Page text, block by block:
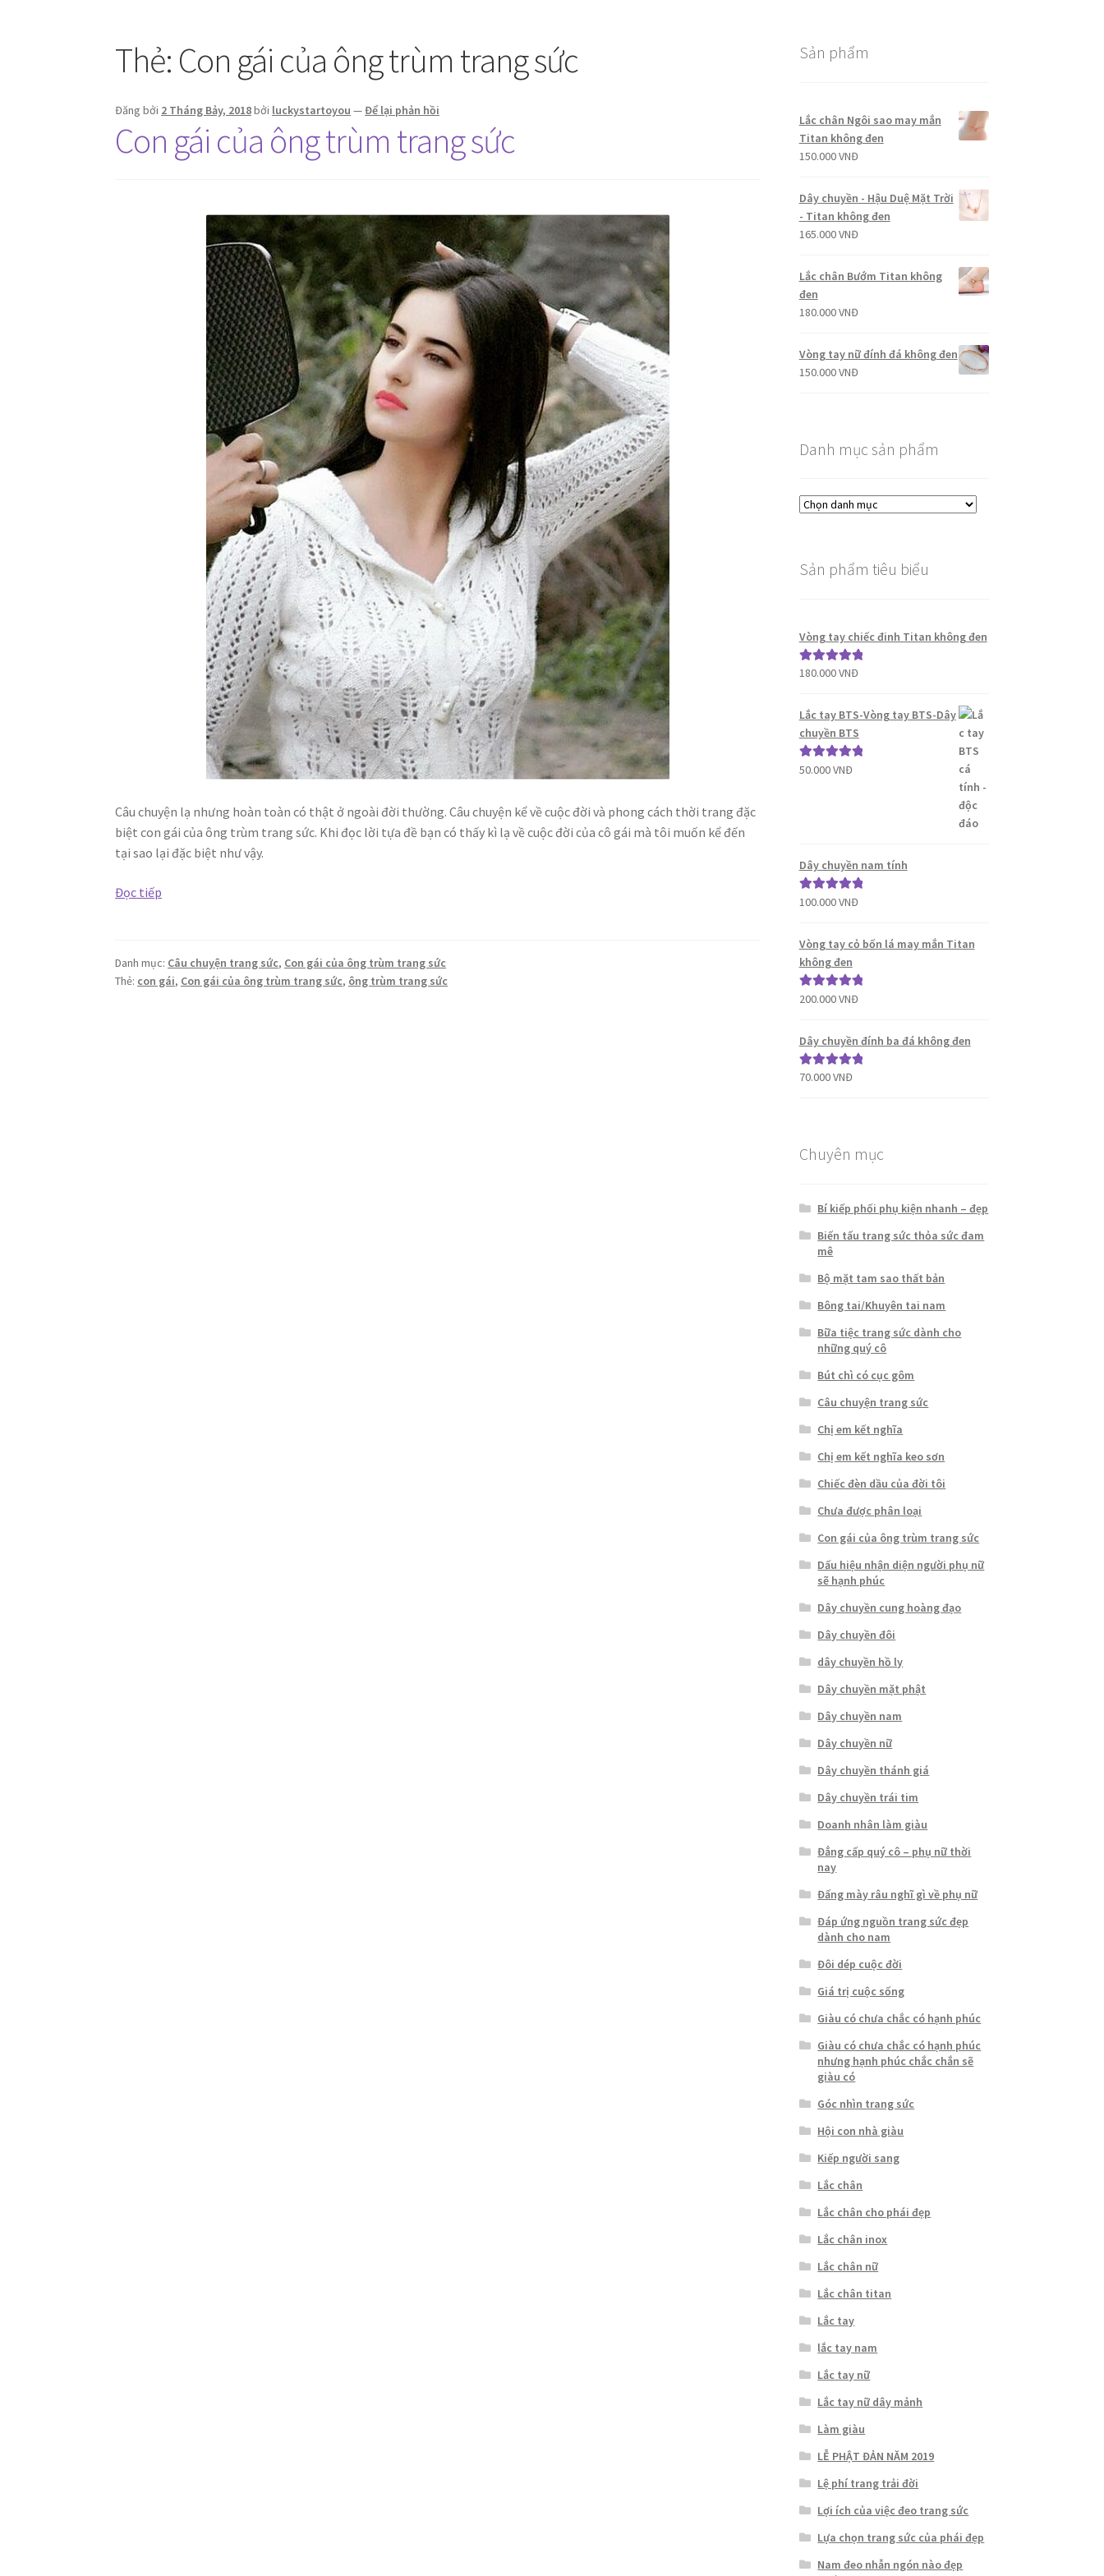
Thẻ: Con gái của ông trùm trang sức
Đăng bởi 2 Tháng Bảy, 2018bởi luckystartoyou —Để lại phản hồi
Con gái của ông trùm trang sức
Câu chuyện lạ nhưng hoàn toàn có thật ở ngoài đời thường. Câu chuyện kể về cuộc đời và phong cách thời trang đặc
biệt con gái của ông trùm trang sức. Khi đọc lời tựa đề bạn có thấy kì lạ về cuộc đời của cô gái mà tôi muốn kể đến
tại sao lại đặc biệt như vậy.
Đọc tiếp
trùm
Danh mục: Câu chuyện trang sức, Con gái của ông trùm trang sức
Thẻ: con gái, Con gái của ông trùm trang sức, ông trùm trang sức
Sản phẩm
Lắc chân Ngôi sao may mắn
Titan không đen
150.000VNĐ
Dây chuyền - Hậu Duệ Mặt Trời
- Titan không đen
165.000VNĐ
Lắc chân Bướm Titan không
đen
180.000VNĐ
Vòng tay nữ đính đá không đen
150.000VNĐ
Danh mục sản phẩm
Sản phẩm tiêu biểu
Vòng tay chiếc đinh Titan không đen
Được xếp
sao
180.000VNĐ
Lắc tay BTS-Vòng tay BTS-Dây
chuyền BTS
Được xếp
50.000VNĐ
Dây chuyền nam tính
Được xếp
sao
100.000VNĐ
Vòng tay cỏ bốn lá may mắn Titan
không đen
Được xếp
sao
200.000VNĐ
Dây chuyền đính ba đá không đen
Được xếp
70.000VNĐ
Chuyên mục
Bí kiếp phối phụ kiện nhanh – đẹp
Biến tấu trang sức thỏa sức đam
mê
Bộ mặt tam sao thất bản
Bông tai/Khuyên tai nam
Bữa tiệc trang sức dành cho
những quý cô
Bút chì có cục gôm
Câu chuyện trang sức
Chị em kết nghĩa
Chị em kết nghĩa keo sơn
Chiếc đèn dầu của đời tôi
Chưa được phân loại
Con gái của ông trùm trang sức
Dấu hiệu nhận diện người phụ nữ
sẽ hạnh phúc
Dây chuyền cung hoàng đạo
Dây chuyền đôi
dây chuyền hồ ly
Dây chuyền mặt phật
Dây chuyền nam
Dây chuyền nữ
Dây chuyền thánh giá
Dây chuyền trái tim
Doanh nhân làm giàu
Đẳng cấp quý cô – phụ nữ thời
nay
Đấng mày râu nghĩ gì về phụ nữ
Đáp ứng nguồn trang sức đẹp
dành cho nam
Đôi dép cuộc đời
Giá trị cuộc sống
Giàu có chưa chắc có hạnh phúc
Giàu có chưa chắc có hạnh phúc
nhưng hạnh phúc chắc chắn sẽ
giàu có
Góc nhìn trang sức
Hội con nhà giàu
Kiếp người sang
Lắc chân
Lắc chân cho phái đẹp
Lắc chân inox
Lắc chân nữ
Lắc chân titan
Lắc tay
lắc tay nam
Lắc tay nữ
Lắc tay nữ dây mảnh
Làm giàu
LỄ PHẬT ĐẢN NĂM 2019
Lệ phí trang trải đời
Lợi ích của việc đeo trang sức
Lựa chọn trang sức của phái đẹp
Nam đeo nhẫn ngón nào đẹp